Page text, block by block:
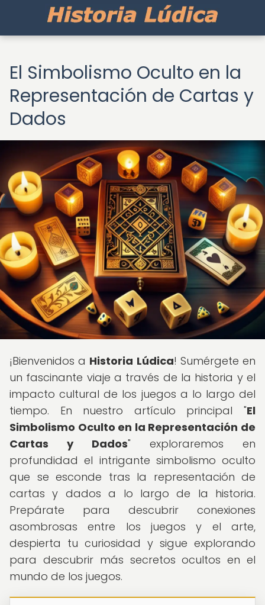
El Simbolismo Oculto en la
Representación de Cartas y
Dados
¡Bienvenidos a Historia Lúdica! Sumérgete en
un fascinante viaje a través de la historia y el
impacto cultural de los juegos a lo largo del
tiempo. En nuestro artículo principal "El
Simbolismo Oculto en la Representación de
Cartas y Dados" exploraremos en
profundidad el intrigante simbolismo oculto
que se esconde tras la representación de
cartas y dados a lo largo de la historia.
Prepárate para descubrir conexiones
asombrosas entre los juegos y el arte,
despierta tu curiosidad y sigue explorando
para descubrir más secretos ocultos en el
mundo de los juegos.